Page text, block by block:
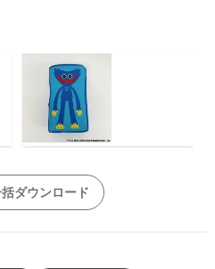
ダウンロード